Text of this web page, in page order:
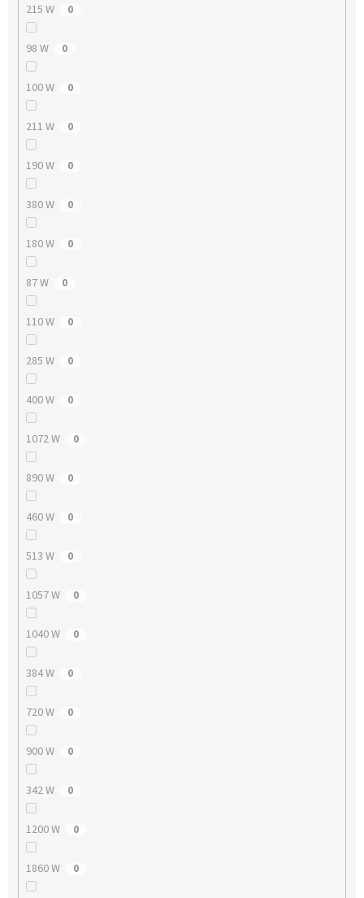
215 W 0
98 W 0
100 W 0
211 W 0
190 W 0
380 W 0
180 W 0
87 W 0
110 W 0
285 W 0
400 W 0
1072 W 0
890 W 0
460 W 0
513 W 0
1057 W 0
1040 W 0
384 W 0
720 W 0
900 W 0
342 W 0
1200 W 0
1860 W 0